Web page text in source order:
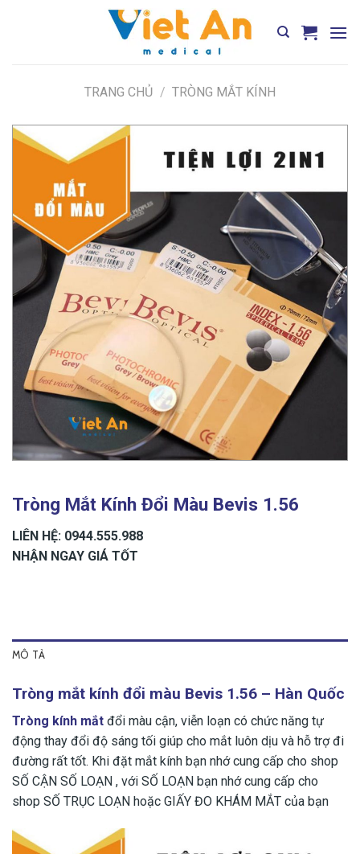
TRANG CHỦ / TRÒNG MẮT KÍNH
Tròng Mắt Kính Đổi Màu Bevis 1.56
LIÊN HỆ: 0944.555.988
NHẬN NGAY GIÁ TỐT
MÔ TẢ
Tròng mắt kính đổi màu Bevis 1.56 – Hàn Quốc
Tròng kính mắt đổi màu cận, viễn loạn có chức năng tự
động thay đổi độ sáng tối giúp cho mắt luôn dịu và hỗ trợ đi
đường rất tốt. Khi đặt mắt kính bạn nhớ cung cấp cho shop
SỐ CẬN SỐ LOẠN , với SỐ LOẠN bạn nhớ cung cấp cho
shop SỐ TRỤC LOẠN hoặc GIẤY ĐO KHÁM MẮT của bạn